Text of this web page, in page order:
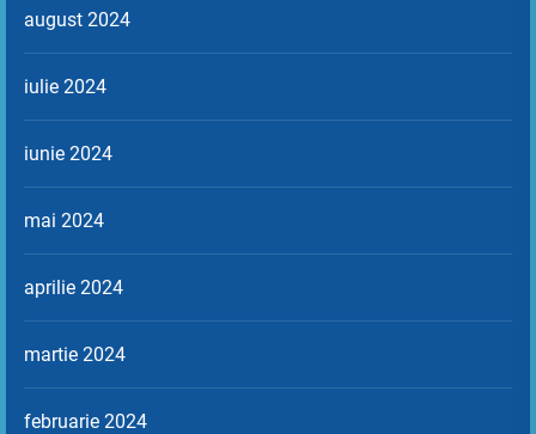
august 2024
iulie 2024
iunie 2024
mai 2024
aprilie 2024
martie 2024
februarie 2024